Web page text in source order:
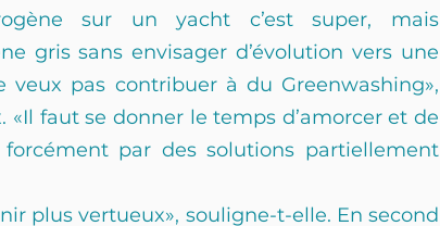
sur un yacht c’est super, mais
gris sans envisager d’évolution vers une
veux pas contribuer à du Greenwashing»,
faut se donner le temps d’amorcer et de
par des solutions partiellement
plus vertueux», souligne-t-elle. En second